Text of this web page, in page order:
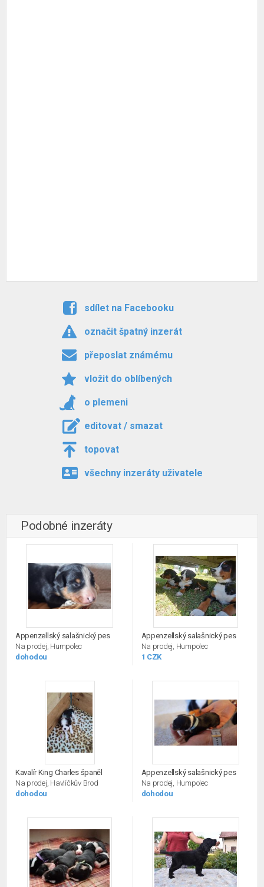
sdílet na Facebooku
označit špatný inzerát
přeposlat známému
vložit do oblíbených
o plemeni
editovat / smazat
topovat
všechny inzeráty uživatele
Podobné inzeráty
Appenzellský salašnický pes
Na prodej, Humpolec
dohodou
Appenzellský salašnický pes
Na prodej, Humpolec
1 CZK
Kavalír King Charles španěl
Na prodej, Havlíčkův Brod
dohodou
Appenzellský salašnický pes
Na prodej, Humpolec
dohodou